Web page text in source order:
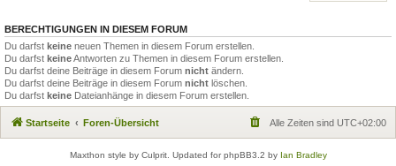
BERECHTIGUNGEN IN DIESEM FORUM
Du darfst keine neuen Themen in diesem Forum erstellen.
Du darfst keineAntworten zu Themen in diesem Forum erstellen.
Du darfst deine Beiträge in diesem Forum nicht ändern.
Du darfst deine Beiträge in diesem Forum nicht löschen.
Du darfst keine Dateianhänge in diesem Forum erstellen.
Startseite Foren-Übersicht Alle Zeiten sind UTC+02:00
Maxthon style by Culprit. Updated for phpBB3.2 by Ian Bradley